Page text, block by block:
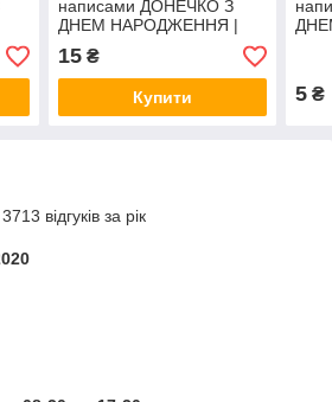
написами ДОНЕЧКО З
ДНЕМ НАРОДЖЕННЯ |
Поштучно
15₴
Купити 5 ₴
відгуків за рік